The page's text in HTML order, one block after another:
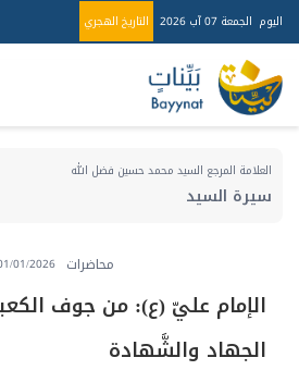
اليوم الجمعة 07 آب 2026 التاريخ الهجري
العلامة المرجع السيد محمد حسين فضل الله
سيرة السيد
محاضرات 01/2026
الإمام عليّ (ع): من جوف
الجهاد والشَّهادة